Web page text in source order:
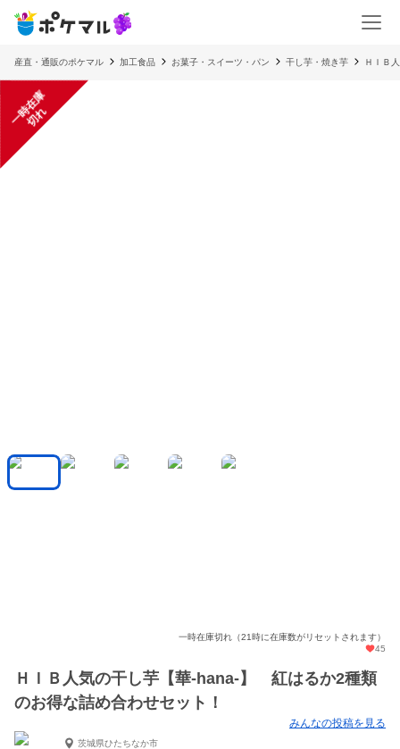
産直・通販のポケマル 加工食品 お菓子・スイーツ・パン 干し芋・焼き芋 ＨＩＢ
一
時
在
庫
切
れ
一時在庫切れ（21時に在庫数がリセットされます）
45
ＨＩＢ人気の干し芋【華-hana-】 紅はるか2種類
のお得な詰め合わせセット！
みんなの投稿を見る
茨城県ひたちなか市